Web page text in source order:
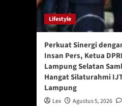
Lifestyle
Perkuat Sinergi
Insan Pers, Ketua
Lampung Selatan
Hangat Silaturahmi
Lampung
Lex Agustus 5, 2026